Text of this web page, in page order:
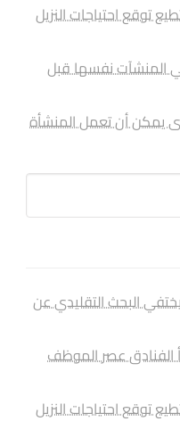
توقع احتياجات النزيل
المنشآت نفسها قبل
يمكن أن تعمل المنشأة
البحث التقليدي عن
الفنادق عصر الموظف
توقع احتياجات النزيل